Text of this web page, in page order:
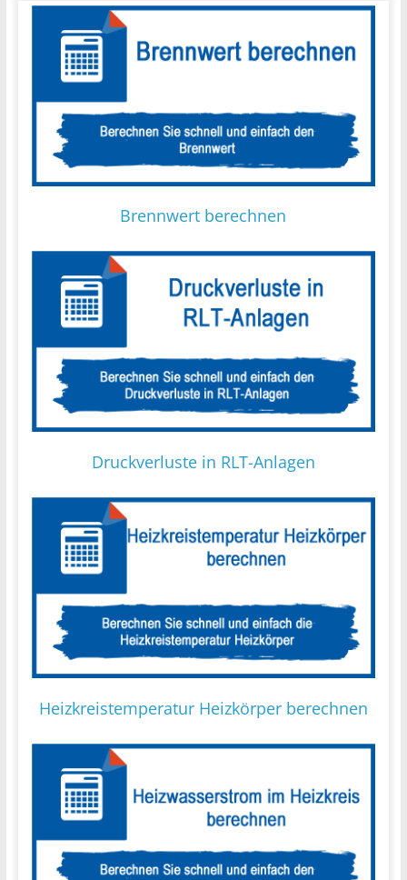
Brennwert berechnen
Druckverluste in RLT-Anlagen
Heizkreistemperatur Heizkörper berechnen